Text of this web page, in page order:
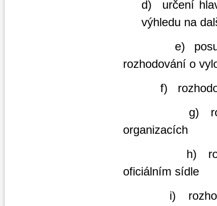
d) určení
výhledu na
e)
rozhodování o
f)
g)
organizacích
h)
oficiálním sídle
i)